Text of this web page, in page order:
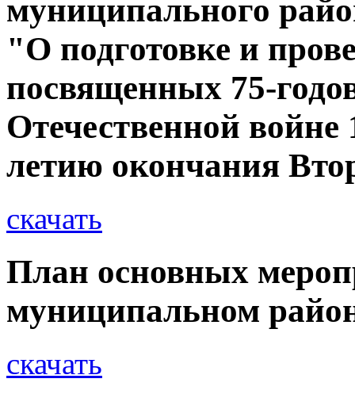
муниципального
"О подготовке и
посвященных 75-
Отечественной войне
летию окончания
скачать
План основных
муниципальном
скачать